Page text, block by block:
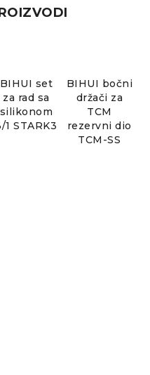
BIHUI set
za rad sa
silikonom
1 STARK3
BIHUI bočni
držači za
TCM
rezervni dio
TCM-SS